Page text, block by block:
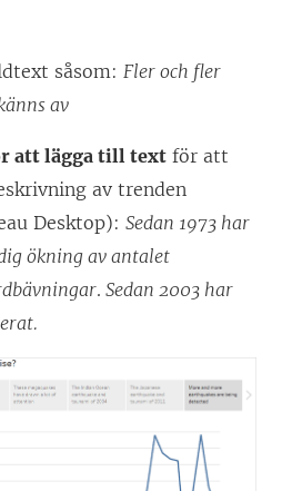
såsom: Fler och fler
av
att lägga till text för att
av trenden
Desktop): Sedan 1973 har
ökning av antalet
. Sedan 2003 har